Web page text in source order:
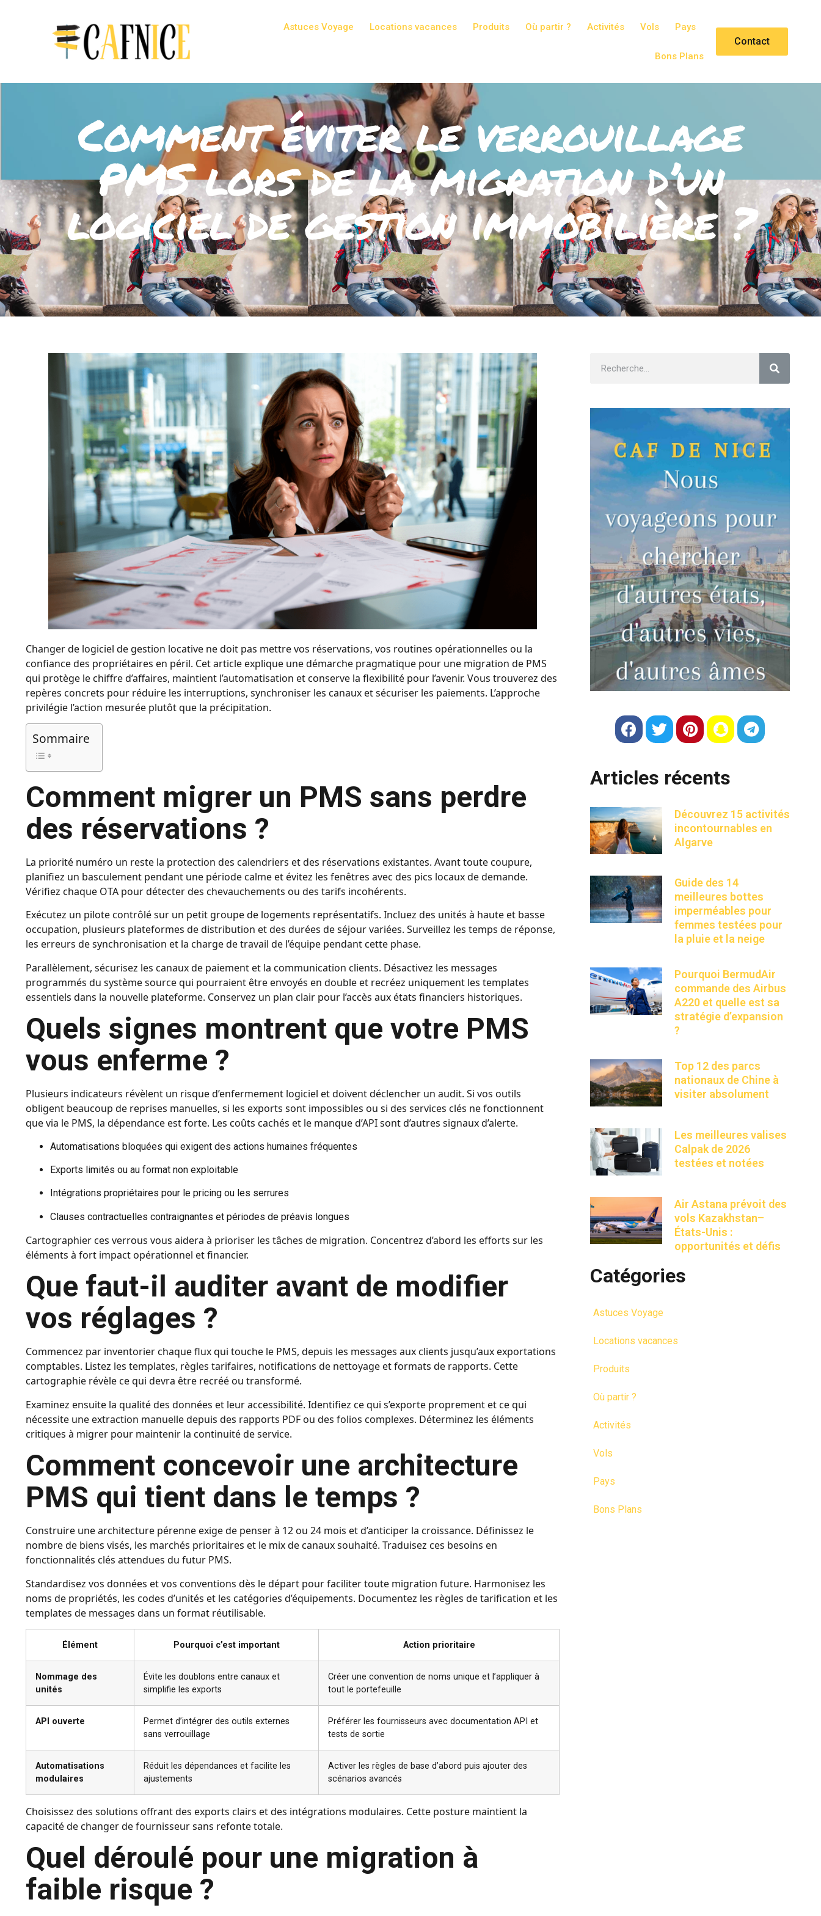
Astuces Voyage Locations vacances Produits Où partir ? Activités Vols Pays
Bons Plans
Contact
Comment éviter le verrouillage
PMS lors de la migration d’un
logiciel de gestion immobilière ?
Changer de logiciel de gestion locative ne doit pas mettre vos réservations, vos routines opérationnelles ou la
confiance des propriétaires en péril. Cet article explique une démarche pragmatique pour une migration de PMS
qui protège le chiffre d’affaires, maintient l’automatisation et conserve la flexibilité pour l’avenir. Vous trouverez des
repères concrets pour réduire les interruptions, synchroniser les canaux et sécuriser les paiements. L’approche
privilégie l’action mesurée plutôt que la précipitation.
Sommaire
Comment migrer un PMS sans perdre
des réservations ?
La priorité numéro un reste la protection des calendriers et des réservations existantes. Avant toute coupure,
planifiez un basculement pendant une période calme et évitez les fenêtres avec des pics locaux de demande.
Vérifiez chaque OTA pour détecter des chevauchements ou des tarifs incohérents.
Exécutez un pilote contrôlé sur un petit groupe de logements représentatifs. Incluez des unités à haute et basse
occupation, plusieurs plateformes de distribution et des durées de séjour variées. Surveillez les temps de réponse,
les erreurs de synchronisation et la charge de travail de l’équipe pendant cette phase.
Parallèlement, sécurisez les canaux de paiement et la communication clients. Désactivez les messages
programmés du système source qui pourraient être envoyés en double et recréez uniquement les templates
essentiels dans la nouvelle plateforme. Conservez un plan clair pour l’accès aux états financiers historiques.
Quels signes montrent que votre PMS
vous enferme ?
Plusieurs indicateurs révèlent un risque d’enfermement logiciel et doivent déclencher un audit. Si vos outils
obligent beaucoup de reprises manuelles, si les exports sont impossibles ou si des services clés ne fonctionnent
que via le PMS, la dépendance est forte. Les coûts cachés et le manque d’API sont d’autres signaux d’alerte.
Automatisations bloquées qui exigent des actions humaines fréquentes
Exports limités ou au format non exploitable
Intégrations propriétaires pour le pricing ou les serrures
Clauses contractuelles contraignantes et périodes de préavis longues
Cartographier ces verrous vous aidera à prioriser les tâches de migration. Concentrez d’abord les efforts sur les
éléments à fort impact opérationnel et financier.
Que faut-il auditer avant de modifier
vos réglages ?
Commencez par inventorier chaque flux qui touche le PMS, depuis les messages aux clients jusqu’aux exportations
comptables. Listez les templates, règles tarifaires, notifications de nettoyage et formats de rapports. Cette
cartographie révèle ce qui devra être recréé ou transformé.
Examinez ensuite la qualité des données et leur accessibilité. Identifiez ce qui s’exporte proprement et ce qui
nécessite une extraction manuelle depuis des rapports PDF ou des folios complexes. Déterminez les éléments
critiques à migrer pour maintenir la continuité de service.
Comment concevoir une architecture
PMS qui tient dans le temps ?
Construire une architecture pérenne exige de penser à 12 ou 24 mois et d’anticiper la croissance. Définissez le
nombre de biens visés, les marchés prioritaires et le mix de canaux souhaité. Traduisez ces besoins en
fonctionnalités clés attendues du futur PMS.
Standardisez vos données et vos conventions dès le départ pour faciliter toute migration future. Harmonisez les
noms de propriétés, les codes d’unités et les catégories d’équipements. Documentez les règles de tarification et les
templates de messages dans un format réutilisable.
Élément Pourquoi c’est important Action prioritaire
Nommage des
unités
Évite les doublons entre canaux et
simplifie les exports
Créer une convention de noms unique et l’appliquer à
tout le portefeuille
API ouverte
Permet d’intégrer des outils externes
sans verrouillage
Préférer les fournisseurs avec documentation API et
tests de sortie
Automatisations
modulaires
Réduit les dépendances et facilite les
ajustements
Activer les règles de base d’abord puis ajouter des
scénarios avancés
Choisissez des solutions offrant des exports clairs et des intégrations modulaires. Cette posture maintient la
capacité de changer de fournisseur sans refonte totale.
Quel déroulé pour une migration à
faible risque ?
Articles récents
Découvrez 15 activités
incontournables en
Algarve
Guide des 14
meilleures bottes
imperméables pour
femmes testées pour
la pluie et la neige
Pourquoi BermudAir
commande des Airbus
A220 et quelle est sa
stratégie d’expansion
?
Top 12 des parcs
nationaux de Chine à
visiter absolument
Les meilleures valises
Calpak de 2026
testées et notées
Air Astana prévoit des
vols Kazakhstan–
États-Unis :
opportunités et défis
Catégories
Astuces Voyage
Locations vacances
Produits
Où partir ?
Activités
Vols
Pays
Bons Plans